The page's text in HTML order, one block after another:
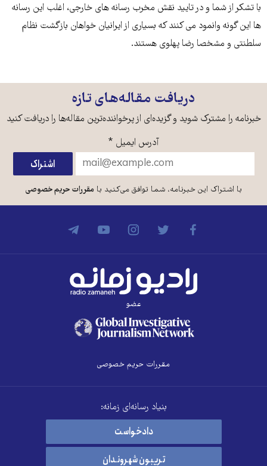
با تشکر از شما و در تایید نقش مخرب رسانه های خارجی، اغلب این رسانه
ها این گونه وانمود می کنند که بسیاری از ایرانیان خواهان بازگشت نظام
سلطنتی و مشخصا رضا پهلوی هستند.
دریافت مقاله‌های تازه
خبرنامه را مشترک شوید و گزیده‌ای از پرخواننده‌ترین مقاله‌ها را دریافت کنید
آدرس ایمیل *
با اشتراک این خبرنامه، شما توافق می‌کنید بامقررات حریم خصوصی
عضو
مقررات حریم خصوصی
بنیاد رسانه‌ای زمانه:
دادخواست
تریبون شهروندان